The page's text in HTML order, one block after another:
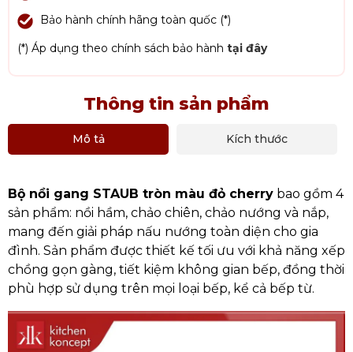
Bảo hành chính hãng toàn quốc (*)
(*) Áp dụng theo chính sách bảo hành tại đây
Thông tin sản phẩm
Mô tả Kích thước
Bộ nồi gang STAUB tròn màu đỏ cherry bao gồm 4
sản phẩm: nồi hầm, chảo chiên, chảo nướng và nắp,
mang đến giải pháp nấu nướng toàn diện cho gia
đình. Sản phẩm được thiết kế tối ưu với khả năng xếp
chồng gọn gàng, tiết kiệm không gian bếp, đồng thời
phù hợp sử dụng trên mọi loại bếp, kể cả bếp từ.